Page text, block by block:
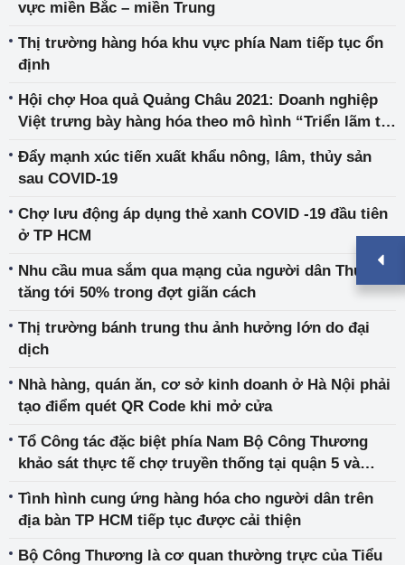
vực miền Bắc – miền Trung
Thị trường hàng hóa khu vực phía Nam tiếp tục ổn
định
Hội chợ Hoa quả Quảng Châu 2021: Doanh nghiệp
Việt trưng bày hàng hóa theo mô hình “Triển lãm từ
Đẩy mạnh xúc tiến xuất khẩu nông, lâm, thủy sản
sau COVID-19
Chợ lưu động áp dụng thẻ xanh COVID -19 đầu tiên
ở TP HCM
Nhu cầu mua sắm qua mạng của người dân Thủ đô
tăng tới 50% trong đợt giãn cách
Thị trường bánh trung thu ảnh hưởng lớn do đại
dịch
Nhà hàng, quán ăn, cơ sở kinh doanh ở Hà Nội phải
tạo điểm quét QR Code khi mở cửa
Tổ Công tác đặc biệt phía Nam Bộ Công Thương
khảo sát thực tế chợ truyền thống tại quận 5 và
Tình hình cung ứng hàng hóa cho người dân trên
địa bàn TP HCM tiếp tục được cải thiện
Bộ Công Thương là cơ quan thường trực của Tiểu